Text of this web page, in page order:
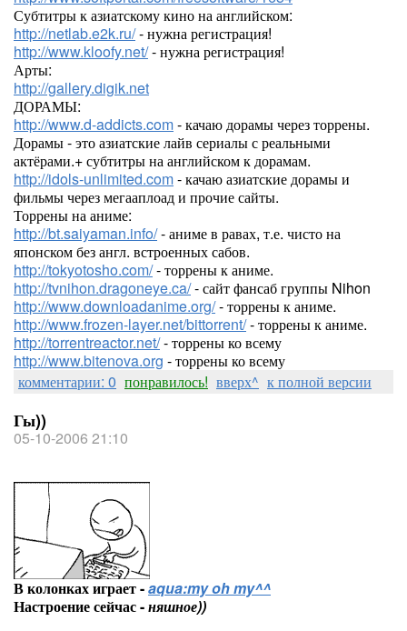
Субтитры к азиатскому кино на английском:
http://netlab.e2k.ru/- нужна регистрация!
http://www.kloofy.net/- нужна регистрация!
Арты:
http://gallery.digik.net
ДОРАМЫ:
http://www.d-addicts.com- качаю дорамы через торрены.
Дорамы - это азиатские лайв сериалы с реальными
актёрами.+ субтитры на английском к дорамам.
http://idols-unlimited.com- качаю азиатские дорамы и
фильмы через мегааплоад и прочие сайты.
Торрены на аниме:
http://bt.saiyaman.info/- аниме в равах, т.е. чисто на
японском без англ. встроенных сабов.
http://tokyotosho.com/- торрены к аниме.
http://tvnihon.dragoneye.ca/- сайт фансаб группы Nihon
http://www.downloadanime.org/- торрены к аниме.
http://www.frozen-layer.net/bittorrent/- торрены к аниме.
http://torrentreactor.net/- торрены ко всему
http://www.bitenova.org - торрены ко всему
комментарии: 0 понравилось! вверх^ к полной версии
Гы))
05-10-2006 21:10
В колонках играет -aqua:my oh my^^
Настроение сейчас -няшное))